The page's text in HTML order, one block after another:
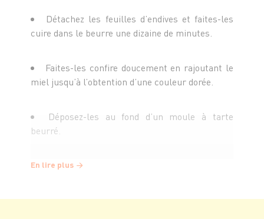
Détachez les feuilles d’endives et faites-les
cuire dans le beurre une dizaine de minutes.
Faites-les confire doucement en rajoutant le
miel jusqu’à l’obtention d’une couleur dorée.
Déposez-les au fond d’un moule à tarte
beurré.
Égouttez le chèvre frais et étalez-le sur les
En lire plus